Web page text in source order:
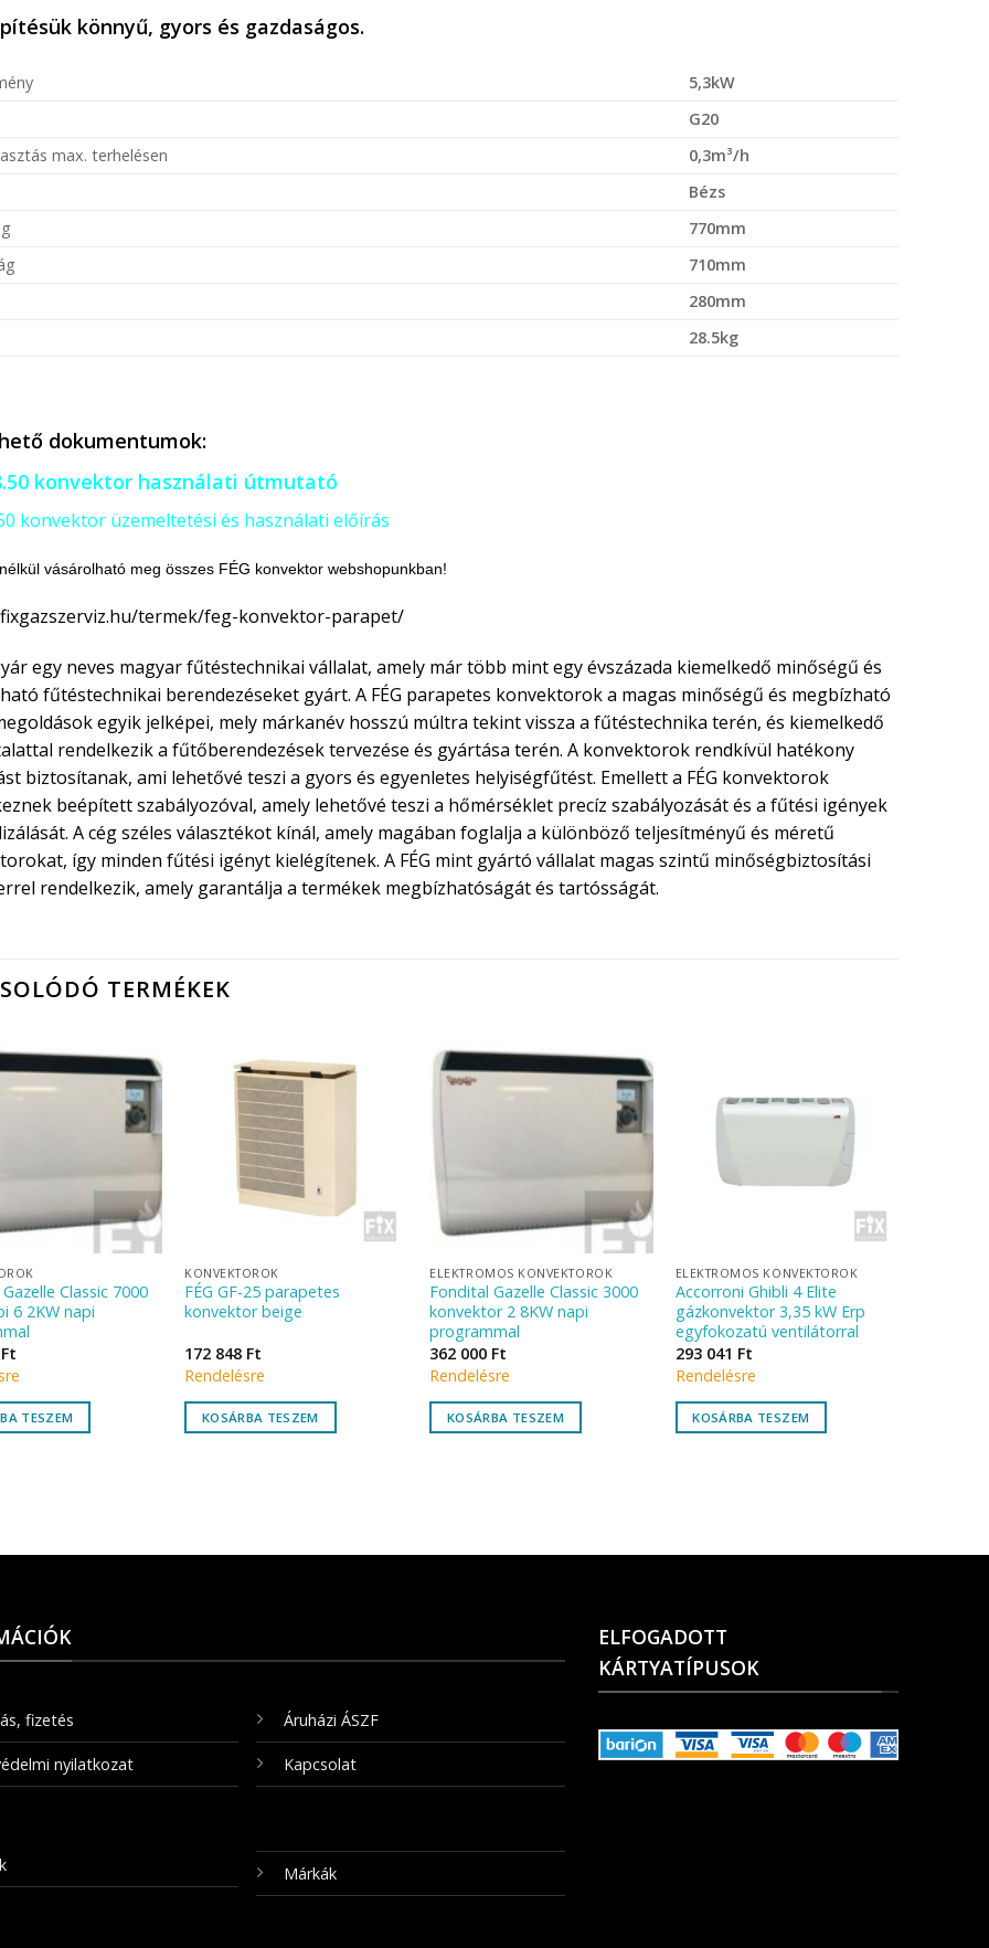
könnyű, gyors és gazdaságos.
5,3kW
G20
max. terhelésen
0,3m³/h
Bézs
770mm
710mm
280mm
28.5kg
dokumentumok:
konvektor használati útmutató
konvektor üzemeltetési és használati előírás
vásárolható meg összes FÉG konvektor webshopunkban!
termek/feg-konvektor-parapet/
egy neves magyar fűtéstechnikai vállalat, amely már több mint egy évszázada kiemelkedő minőségű és
fűtéstechnikai berendezéseket gyárt. A FÉG parapetes konvektorok a magas minőségű és megbízható
egyik jelképei, mely márkanév hosszú múltra tekint vissza a fűtéstechnika terén, és kiemelkedő
rendelkezik a fűtőberendezések tervezése és gyártása terén. A konvektorok rendkívül hatékony
biztosítanak, ami lehetővé teszi a gyors és egyenletes helyiségfűtést. Emellett a FÉG konvektorok
beépített szabályozóval, amely lehetővé teszi a hőmérséklet precíz szabályozását és a fűtési igények
A cég széles választékot kínál, amely magában foglalja a különböző teljesítményű és méretű
így minden fűtési igényt kielégítenek. A FÉG mint gyártó vállalat magas szintű minőségbiztosítási
rendelkezik, amely garantálja a termékek megbízhatóságát és tartósságát.
TERMÉKEK
Classic 7000
6 2KW napi
Ft
TESZEM
KONVEKTOROK
FÉG GF-25 parapetes
konvektor beige
172 848 Ft
Rendelésre
KOSÁRBA TESZEM
ELEKTROMOS KONVEKTOROK
Fondital Gazelle Classic 3000
konvektor 2 8KW napi
programmal
362 000 Ft
Rendelésre
KOSÁRBA TESZEM
ELEKTROMOS KONVEKTOROK
Accorroni Ghibli 4 Elite
gázkonvektor 3,35 kW Erp
egyfokozatú ventilátorral
293 041 Ft
Rendelésre
KOSÁRBA TESZEM
fizetés
nyilatkozat
Áruházi ÁSZF
Kapcsolat
Márkák
ELFOGADOTT
KÁRTYATÍPUSOK